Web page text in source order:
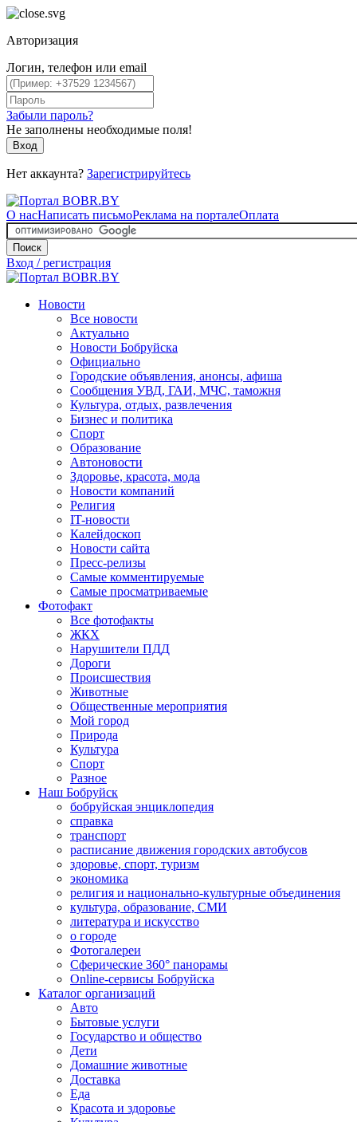
Авторизация
Логин, телефон или email
Забыли пароль?
Не заполнены необходимые поля!
Вход
Нет аккаунта? Зарегистрируйтесь
О насНаписать письмоРеклама на порталеОплата
Поиск
Вход / регистрация
Новости
Все новости
Актуально
Новости Бобруйска
Официально
Городские объявления, анонсы, афиша
Сообщения УВД, ГАИ, МЧС, таможня
Культура, отдых, развлечения
Бизнес и политика
Спорт
Образование
Автоновости
Здоровье, красота, мода
Новости компаний
Религия
IT-новости
Калейдоскоп
Новости сайта
Пресс-релизы
Самые комментируемые
Самые просматриваемые
Фотофакт
Все фотофакты
ЖКХ
Нарушители ПДД
Дороги
Происшествия
Животные
Общественные мероприятия
Мой город
Природа
Культура
Спорт
Разное
Наш Бобруйск
бобруйская энциклопедия
справка
транспорт
расписание движения городских автобусов
здоровье, спорт, туризм
экономика
религия и национально-культурные объединения
культура, образование, СМИ
литература и искусство
о городе
Фотогалереи
Сферические 360° панорамы
Online-сервисы Бобруйска
Каталог организаций
Авто
Бытовые услуги
Государство и общество
Дети
Домашние животные
Доставка
Еда
Красота и здоровье